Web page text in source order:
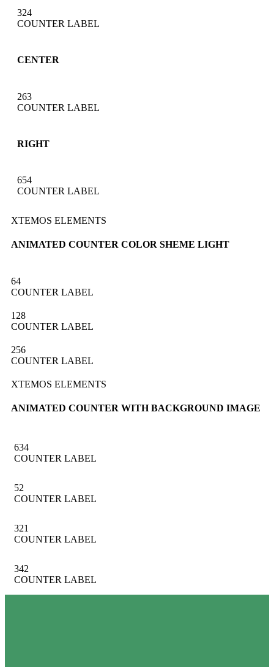
324
COUNTER LABEL
CENTER
263
COUNTER LABEL
RIGHT
654
COUNTER LABEL
XTEMOS ELEMENTS
ANIMATED COUNTER COLOR SHEME LIGHT
64
COUNTER LABEL
128
COUNTER LABEL
256
COUNTER LABEL
XTEMOS ELEMENTS
ANIMATED COUNTER WITH BACKGROUND IMAGE
634
COUNTER LABEL
52
COUNTER LABEL
321
COUNTER LABEL
342
COUNTER LABEL